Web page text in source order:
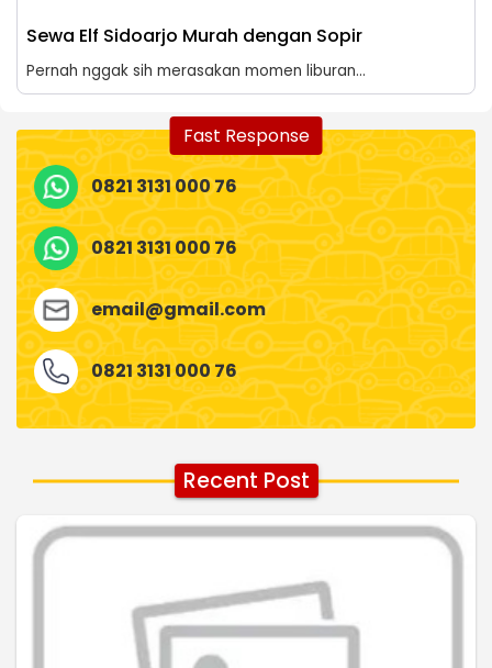
Sewa Elf Sidoarjo Murah dengan Sopir
Pernah nggak sih merasakan momen liburan...
Fast Response
0821 3131 000 76
0821 3131 000 76
email@gmail.com
0821 3131 000 76
Recent Post